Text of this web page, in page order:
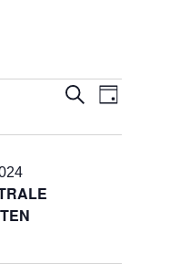
SucheTag